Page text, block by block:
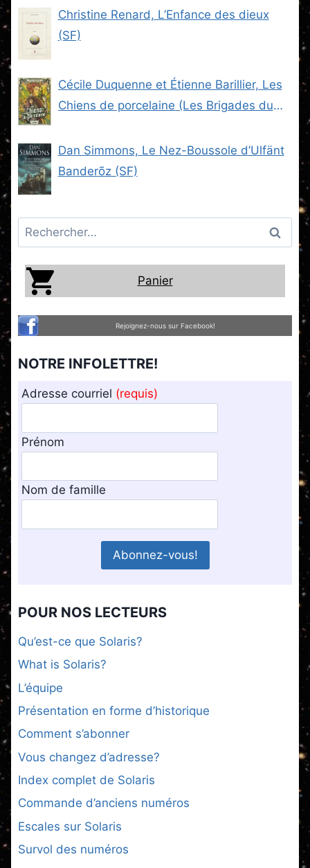
Christine Renard, L’Enfance des dieux
(SF)
Cécile Duquenne et Étienne Barillier, Les
Chiens de porcelaine (Les Brigades du
Dan Simmons, Le Nez-Boussole d’Ulfänt
Banderõz (SF)
Rechercher :
Panier
Rejoignez-nous sur Facebook!
NOTRE INFOLETTRE!
Adresse courriel (requis)
Prénom
Nom de famille
POUR NOS LECTEURS
Qu’est-ce que Solaris?
What is Solaris?
L’équipe
Présentation en forme d’historique
Comment s’abonner
Vous changez d’adresse?
Index complet de Solaris
Commande d’anciens numéros
Escales sur Solaris
Survol des numéros